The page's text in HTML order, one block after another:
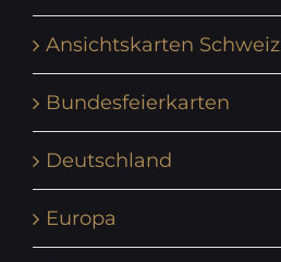
Ansichtskarten Schweiz
Bundesfeierkarten
Deutschland
Europa